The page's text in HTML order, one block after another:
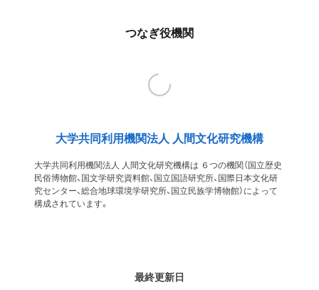
つなぎ役機関
大学共同利用機関法人 人間文化研究機構
大学共同利用機関法人 人間文化研究機構は ６つの機関（国立歴史
民俗博物館、国文学研究資料館、国立国語研究所、国際日本文化研
究センター、総合地球環境学研究所、国立民族学博物館）によって
構成されています。
最終更新日